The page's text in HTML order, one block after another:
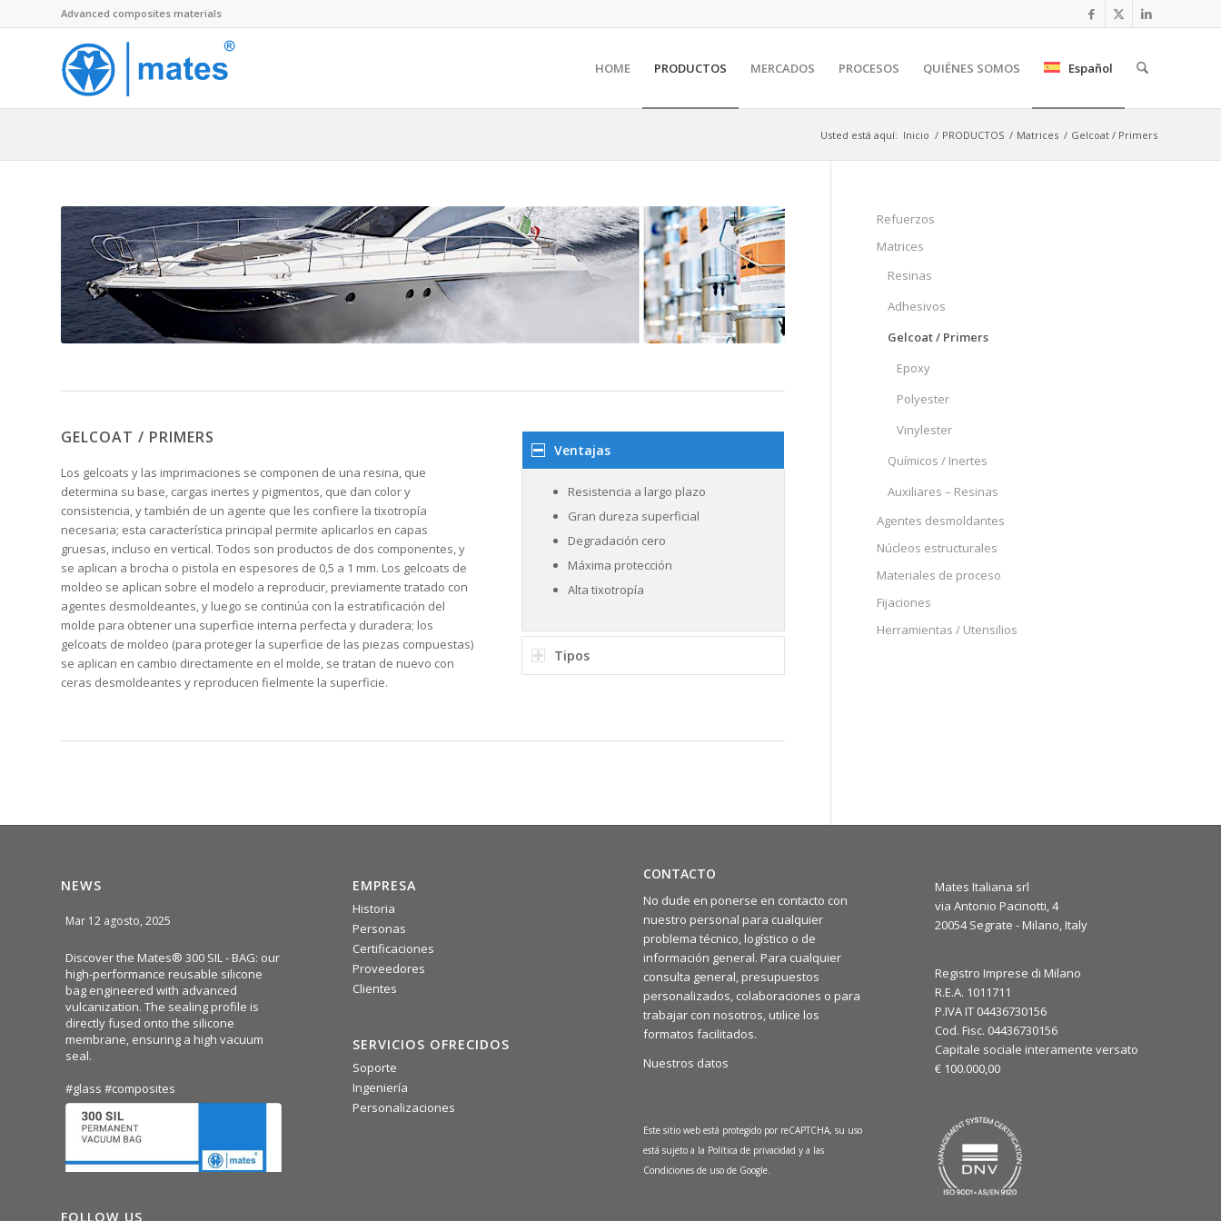
Advanced composites materials
HOME PRODUCTOS MERCADOS PROCESOS QUIÉNES SOMOS Español
Usted está aquí: Inicio / PRODUCTOS / Matrices / Gelcoat / Primers
GELCOAT / PRIMERS
Los gelcoats y las imprimaciones se componen de una resina, que
determina su base, cargas inertes y pigmentos, que dan color y
consistencia, y también de un agente que les confiere la tixotropía
necesaria; esta característica principal permite aplicarlos en capas
gruesas, incluso en vertical. Todos son productos de dos componentes, y
se aplican a brocha o pistola en espesores de 0,5 a 1 mm. Los gelcoats de
moldeo se aplican sobre el modelo a reproducir, previamente tratado con
agentes desmoldeantes, y luego se continúa con la estratificación del
molde para obtener una superficie interna perfecta y duradera; los
gelcoats de moldeo (para proteger la superficie de las piezas compuestas)
se aplican en cambio directamente en el molde, se tratan de nuevo con
ceras desmoldeantes y reproducen fielmente la superficie.
Ventajas
Resistencia a largo plazo
Gran dureza superficial
Degradación cero
Máxima protección
Alta tixotropía
Tipos
Refuerzos
Matrices
Resinas
Adhesivos
Gelcoat / Primers
Epoxy
Polyester
Vinylester
Químicos / Inertes
Auxiliares – Resinas
Agentes desmoldantes
Núcleos estructurales
Materiales de proceso
Fijaciones
Herramientas / Utensilios
NEWS
Mar 12 agosto, 2025
Discover the Mates® 300 SIL - BAG: our
high-performance reusable silicone
bag engineered with advanced
vulcanization. The sealing profile is
directly fused onto the silicone
membrane, ensuring a high vacuum
seal.
#glass #composites
FOLLOW US
EMPRESA
Historia
Personas
Certificaciones
Proveedores
Clientes
SERVICIOS OFRECIDOS
Soporte
Ingeniería
Personalizaciones
CONTACTO
No dude en ponerse en contacto con
nuestro personal para cualquier
problema técnico, logístico o de
información general. Para cualquier
consulta general, presupuestos
personalizados, colaboraciones o para
trabajar con nosotros, utilice los
formatos facilitados.
Nuestros datos
Este sitio web está protegido por reCAPTCHA, su uso
está sujeto a la Política de privacidady a las
Condiciones de usode Google.
Mates Italiana srl
via Antonio Pacinotti, 4
20054 Segrate - Milano, Italy
Registro Imprese di Milano
R.E.A. 1011711
P.IVA IT 04436730156
Cod. Fisc. 04436730156
Capitale sociale interamente versato
€ 100.000,00